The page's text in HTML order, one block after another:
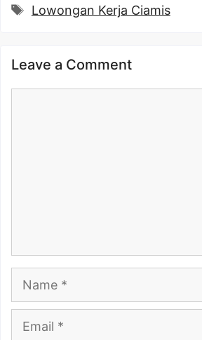
Tags
Lowongan Kerja Ciamis
Leave a Comment